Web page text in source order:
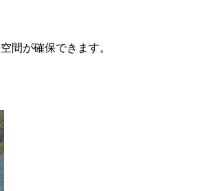
間が確保できます。